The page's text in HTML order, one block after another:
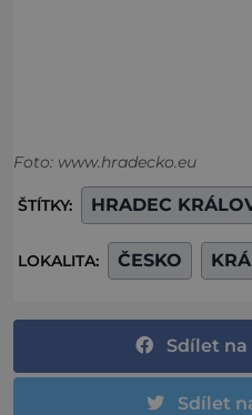
Foto: www.hradecko.eu
ŠTÍTKY: HRADEC
LOKALITA: ČESKO
Sdílet na
Sdílet